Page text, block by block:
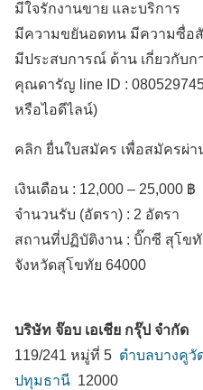
มีใจรักงานขาย และบริการ
มีความขยันอดทน มีความซื่อ
มีประสบการณ์ ด้าน เกี่ยวกับก
คุณดารัญ line ID :
หรือไอดีไลน์)
คลิก ยื่นใบสมัคร เพื่อสมัครผ่า
เงินเดือน : 12,000 – 25,000 ฿
จำนวนรับ (อัตรา) : 2 อัตรา
สถานที่ปฏิบัติงาน : บิ๊กซี สุโข
จังหวัดสุโขทัย 64000
บริษัท จ๊อบ เอเชีย กรุ๊ป จำกัด
119/241 หมู่ที่ 5 ตำบลบางคูวั
ปทุมธานี 12000